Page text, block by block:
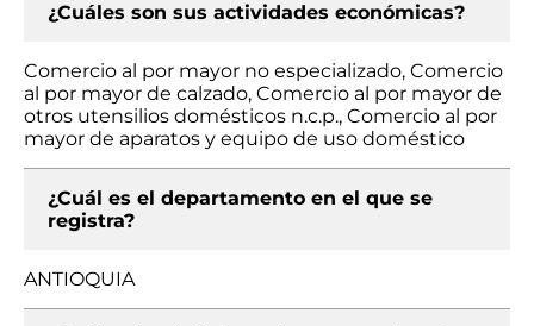
¿Cuáles son sus actividades económicas?
Comercio al por mayor no especializado, Comercio
al por mayor de calzado, Comercio al por mayor de
otros utensilios domésticos n.c.p., Comercio al por
mayor de aparatos y equipo de uso doméstico
¿Cuál es el departamento en el que se
registra?
ANTIOQUIA